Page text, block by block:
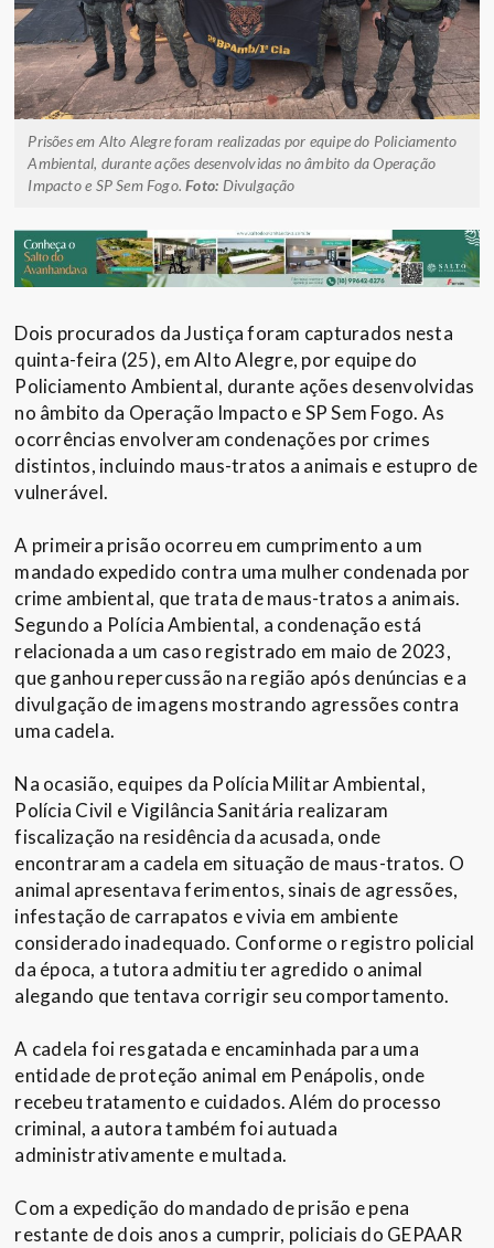
Prisões em Alto Alegre foram realizadas por equipe do Policiamento
Ambiental, durante ações desenvolvidas no âmbito da Operação
Impacto e SP Sem Fogo.Foto: Divulgação
Dois procurados da Justiça foram capturados nesta
quinta-feira (25), em Alto Alegre, por equipe do
Policiamento Ambiental, durante ações desenvolvidas
no âmbito da Operação Impacto e SP Sem Fogo. As
ocorrências envolveram condenações por crimes
distintos, incluindo maus-tratos a animais e estupro de
vulnerável.
A primeira prisão ocorreu em cumprimento a um
mandado expedido contra uma mulher condenada por
crime ambiental, que trata de maus-tratos a animais.
Segundo a Polícia Ambiental, a condenação está
relacionada a um caso registrado em maio de 2023,
que ganhou repercussão na região após denúncias e a
divulgação de imagens mostrando agressões contra
uma cadela.
Na ocasião, equipes da Polícia Militar Ambiental,
Polícia Civil e Vigilância Sanitária realizaram
fiscalização na residência da acusada, onde
encontraram a cadela em situação de maus-tratos. O
animal apresentava ferimentos, sinais de agressões,
infestação de carrapatos e vivia em ambiente
considerado inadequado. Conforme o registro policial
da época, a tutora admitiu ter agredido o animal
alegando que tentava corrigir seu comportamento.
A cadela foi resgatada e encaminhada para uma
entidade de proteção animal em Penápolis, onde
recebeu tratamento e cuidados. Além do processo
criminal, a autora também foi autuada
administrativamente e multada.
Com a expedição do mandado de prisão e pena
restante de dois anos a cumprir, policiais do GEPAAR